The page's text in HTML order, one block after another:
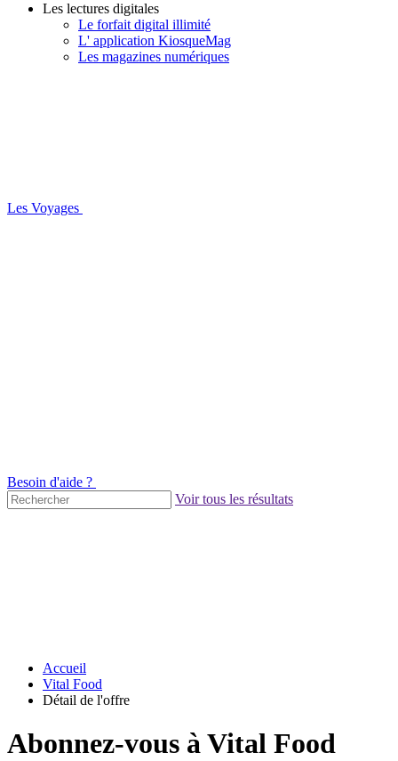
Les lectures digitales
Le forfait digital illimité
L' application KiosqueMag
Les magazines numériques
Les Voyages
Besoin d'aide ?
Voir tous les résultats
Accueil
Vital Food
Détail de l'offre
Abonnez-vous à Vital Food